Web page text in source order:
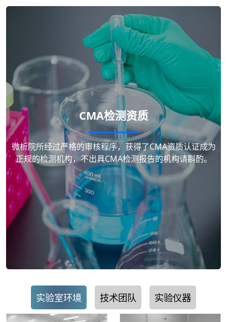
CMA检测资质
微析院所经过严格的审核程序，获得了CMA资质认证成为
正规的检测机构，不出具CMA检测报告的机构请斟酌。
实验室环境 技术团队 实验仪器